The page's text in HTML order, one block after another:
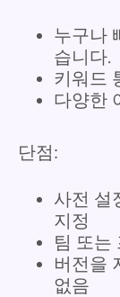
누구나
습니다.
키워드
다양한
단점:
사전 설
지정
팀 또는
버전을
없음